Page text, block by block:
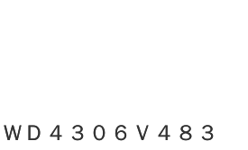
Ｄ４３０６Ｖ４８３